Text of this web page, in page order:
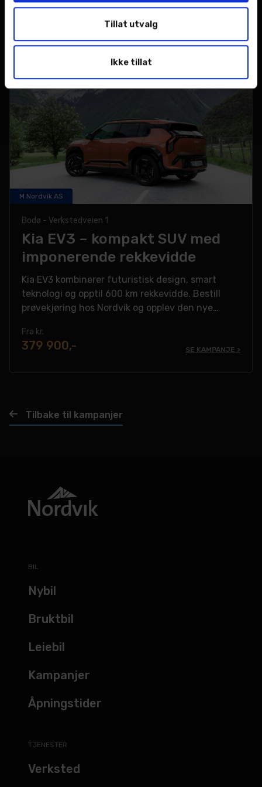
Tillat utvalg
Ikke tillat
Fra kr.
M Nordvik AS
Bodø - Verkstedveien 1
Kia EV3 – kompakt SUV med
imponerende rekkevidde
Kia EV3 kombinerer futuristisk design, smart
teknologi og opptil 600 km rekkevidde. Bestill
prøvekjøring hos Nordvik og opplev den nye
Fra kr.
379 900,- SE KAMPANJE >
Tilbake til kampanjer
BIL
Nybil
Bruktbil
Leiebil
Kampanjer
Åpningstider
TJENESTER
Verksted